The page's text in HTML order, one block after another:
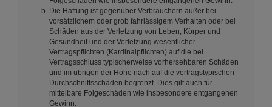
Die Haftung ist gegenüber Verbrauchern außer bei
vorsätzlichem oder grob fahrlässigem Verhalten oder bei
Schäden aus der Verletzung von Leben, Körper und
Gesundheit und der Verletzung wesentlicher
Vertragspflichten (Kardinalpflichten) auf die bei
Vertragsschluss typischerweise vorhersehbaren Schäden
und im übrigen der Höhe nach auf die vertragstypischen
Durchschnittsschäden begrenzt. Dies gilt auch für
mittelbare Folgeschäden wie insbesondere entgangenen
Gewinn.